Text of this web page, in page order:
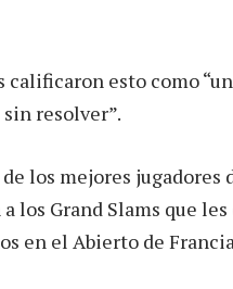
esto como
resolver”.
los mejores
los Grand Slams que
en el Abierto de